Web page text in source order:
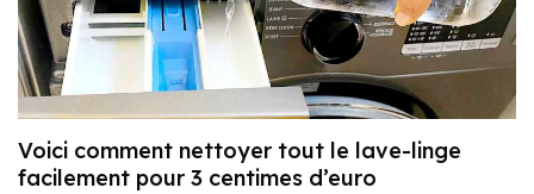
Voici comment nettoyer tout le lave-linge
facilement pour 3 centimes d’euro